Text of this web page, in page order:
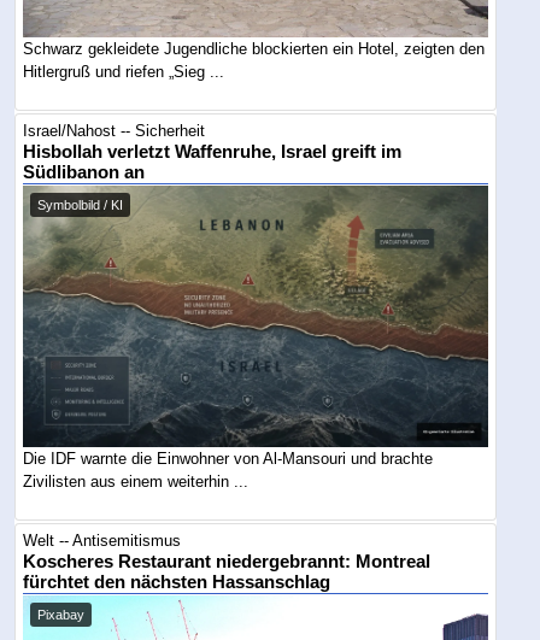
Schwarz gekleidete Jugendliche blockierten ein Hotel, zeigten den
Hitlergruß und riefen „Sieg ...
Israel/Nahost -- Sicherheit
Hisbollah verletzt Waffenruhe, Israel greift im
Südlibanon an
Symbolbild / KI
Die IDF warnte die Einwohner von Al-Mansouri und brachte
Zivilisten aus einem weiterhin ...
Welt -- Antisemitismus
Koscheres Restaurant niedergebrannt: Montreal
fürchtet den nächsten Hassanschlag
Pixabay